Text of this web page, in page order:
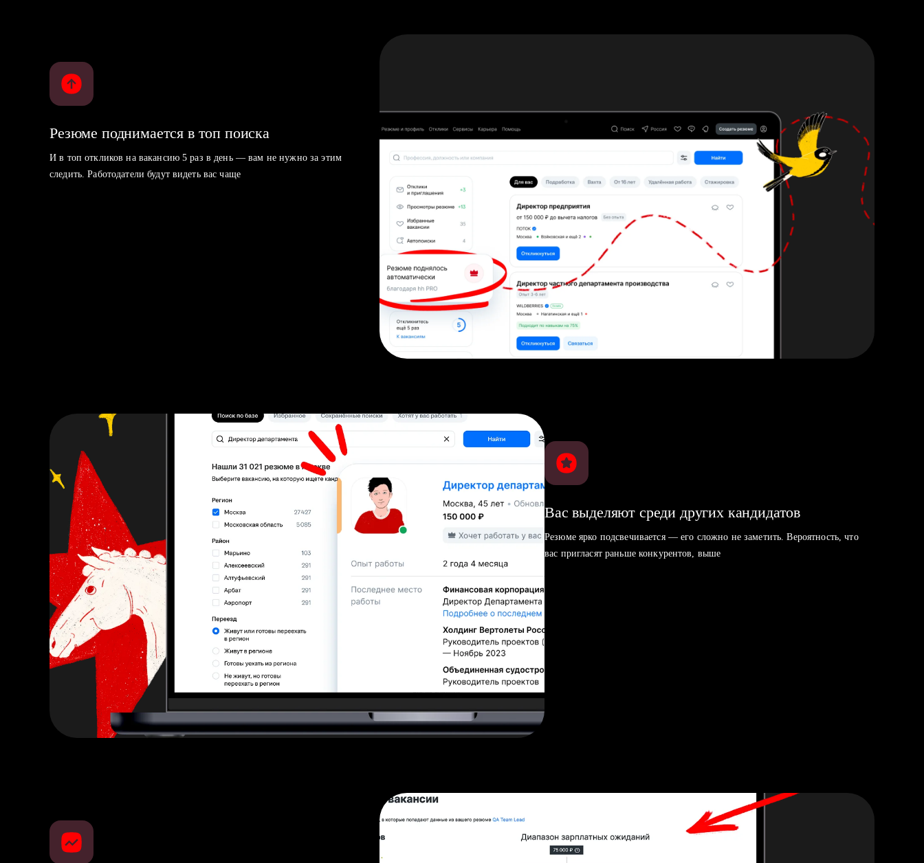
Резюме поднимается в топ поиска
И в топ откликов на вакансию 5 раз в день — вам не нужно за этим
следить. Работодатели будут видеть вас чаще
Вас выделяют среди других кандидатов
Резюме ярко подсвечивается — его сложно не заметить. Вероятность, что
вас пригласят раньше конкурентов, выше